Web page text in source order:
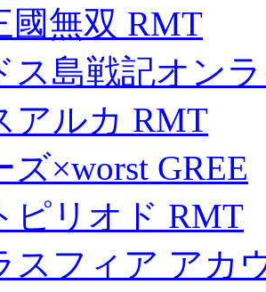
國無双 RMT
ス島戦記オン
アルカ RMT
ズ×worst GREE
ピリオド RMT
スフィア アカ